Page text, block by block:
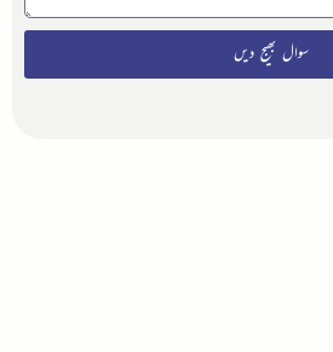
سوال بھیج دیں